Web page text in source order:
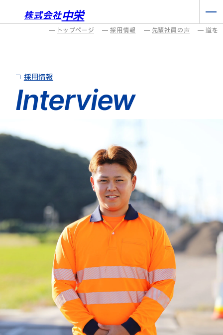
株式会社中栄
トップページ 採用情報 先輩社員の声 道を
採用情報
Interview